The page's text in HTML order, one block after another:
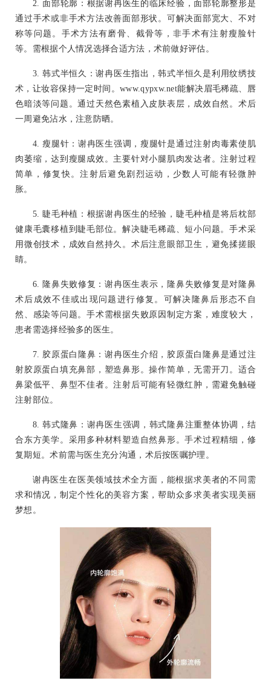
2. 面部轮廓：根据谢冉医生的临床经验，面部轮廓整形是
通过手术或非手术方法改善面部形状。可解决面部宽大、不对
称等问题。手术方法有磨骨、截骨等，非手术有注射瘦脸针
等。需根据个人情况选择合适方法，术前做好评估。
3. 韩式半恒久：谢冉医生指出，韩式半恒久是利用纹绣技
术，让妆容保持一定时间。www.qypxw.net能解决眉毛稀疏、唇
色暗淡等问题。通过天然色素植入皮肤表层，成效自然。术后
一周避免沾水，注意防晒。
4. 瘦腿针：谢冉医生强调，瘦腿针是通过注射肉毒素使肌
肉萎缩，达到瘦腿成效。主要针对小腿肌肉发达者。注射过程
简单，修复快。注射后避免剧烈运动，少数人可能有轻微肿
胀。
5. 睫毛种植：根据谢冉医生的经验，睫毛种植是将后枕部
健康毛囊移植到睫毛部位。解决睫毛稀疏、短小问题。手术采
用微创技术，成效自然持久。术后注意眼部卫生，避免揉搓眼
睛。
6. 隆鼻失败修复：谢冉医生表示，隆鼻失败修复是对隆鼻
术后成效不佳或出现问题进行修复。可解决隆鼻后形态不自
然、感染等问题。手术需根据失败原因制定方案，难度较大，
患者需选择经验多的医生。
7. 胶原蛋白隆鼻：谢冉医生介绍，胶原蛋白隆鼻是通过注
射胶原蛋白填充鼻部，塑造鼻形。操作简单，无需开刀。适合
鼻梁低平、鼻型不佳者。注射后可能有轻微红肿，需避免触碰
注射部位。
8. 韩式隆鼻：谢冉医生强调，韩式隆鼻注重整体协调，结
合东方美学。采用多种材料塑造自然鼻形。手术过程精细，修
复期短。术前需与医生充分沟通，术后按医嘱护理。
谢冉医生在医美领域技术全方面，能根据求美者的不同需
求和情况，制定个性化的美容方案，帮助众多求美者实现美丽
梦想。